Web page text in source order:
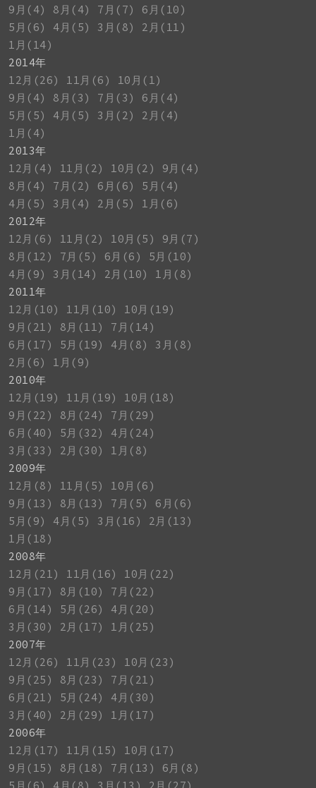
9月(4)
8月(4) 7月(7)
6月(10)
5月(6)
4月(5) 3月(8)
2月(11)
1月(14)
2014年
12月(26)
11月(6)
10月(1)
9月(4)
8月(3) 7月(3)
6月(4)
5月(5)
4月(5) 3月(2)
2月(4)
1月(4)
2013年
12月(4)
11月(2) 10月(2)
9月(4)
8月(4)
7月(2) 6月(6)
5月(4)
4月(5)
3月(4) 2月(5)
1月(6)
2012年
12月(6)
11月(2) 10月(5)
9月(7)
8月(12)
7月(5) 6月(6)
5月(10)
4月(9)
3月(14) 2月(10)
1月(8)
2011年
12月(10)
11月(10)
10月(19)
9月(21)
8月(11)
7月(14)
6月(17)
5月(19) 4月(8)
3月(8)
2月(6)
1月(9)
2010年
12月(19)
11月(19)
10月(18)
9月(22)
8月(24)
7月(29)
6月(40)
5月(32)
4月(24)
3月(33)
2月(30)
1月(8)
2009年
12月(8)
11月(5)
10月(6)
9月(13)
8月(13) 7月(5)
6月(6)
5月(9)
4月(5) 3月(16)
2月(13)
1月(18)
2008年
12月(21)
11月(16)
10月(22)
9月(17)
8月(10)
7月(22)
6月(14)
5月(26)
4月(20)
3月(30)
2月(17)
1月(25)
2007年
12月(26)
11月(23)
10月(23)
9月(25)
8月(23)
7月(21)
6月(21)
5月(24)
4月(30)
3月(40)
2月(29)
1月(17)
2006年
12月(17)
11月(15)
10月(17)
9月(15)
8月(18) 7月(13)
6月(8)